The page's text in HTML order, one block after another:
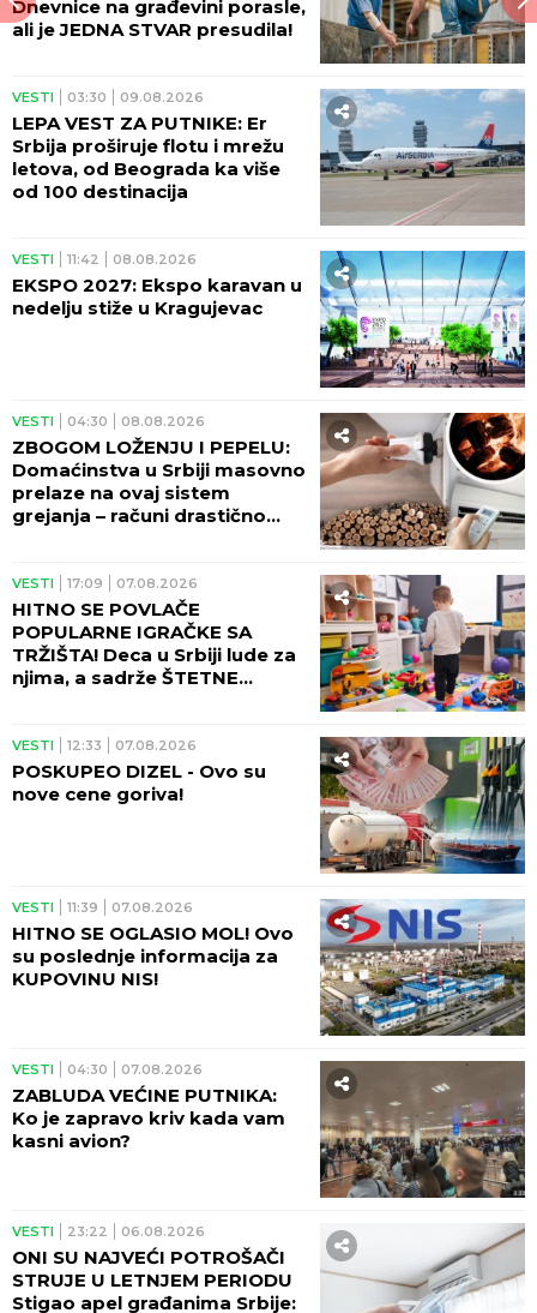
Dnevnice na građevini porasle,
ali je JEDNA STVAR presudila!
VESTI 03:30 09.08.2026
LEPA VEST ZA PUTNIKE: Er
Srbija proširuje flotu i mrežu
letova, od Beograda ka više
od 100 destinacija
VESTI 11:42 08.08.2026
EKSPO 2027: Ekspo karavan u
nedelju stiže u Kragujevac
VESTI 04:30 08.08.2026
ZBOGOM LOŽENJU I PEPELU:
Domaćinstva u Srbiji masovno
prelaze na ovaj sistem
grejanja – računi drastično
VESTI 17:09 07.08.2026
HITNO SE POVLAČE
POPULARNE IGRAČKE SA
TRŽIŠTA! Deca u Srbiji lude za
njima, a sadrže ŠTETNE
VESTI 12:33 07.08.2026
POSKUPEO DIZEL - Ovo su
nove cene goriva!
VESTI 11:39 07.08.2026
HITNO SE OGLASIO MOL! Ovo
su poslednje informacija za
KUPOVINU NIS!
VESTI 04:30 07.08.2026
ZABLUDA VEĆINE PUTNIKA:
Ko je zapravo kriv kada vam
kasni avion?
VESTI 23:22 06.08.2026
ONI SU NAJVEĆI POTROŠAČI
STRUJE U LETNJEM PERIODU
Stigao apel građanima Srbije: